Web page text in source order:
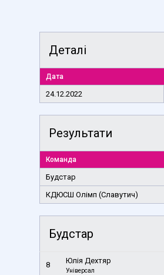
Деталі
Дата
24.12.2022
Результати
Команда
Будстар
КДЮСШ Олімп (Славутич)
Будстар
8 Юлія Дехтяр
Універсал